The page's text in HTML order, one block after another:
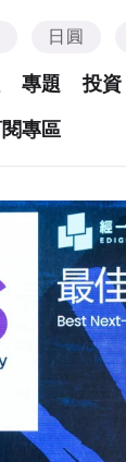
日圓
專題 投資
專區